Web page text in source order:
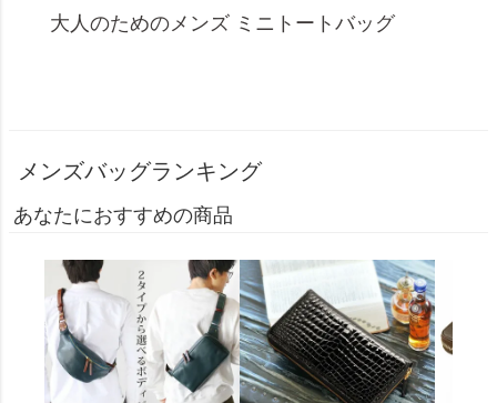
大人のためのメンズ ミニトートバッグ
メンズバッグランキング
あなたにおすすめの商品